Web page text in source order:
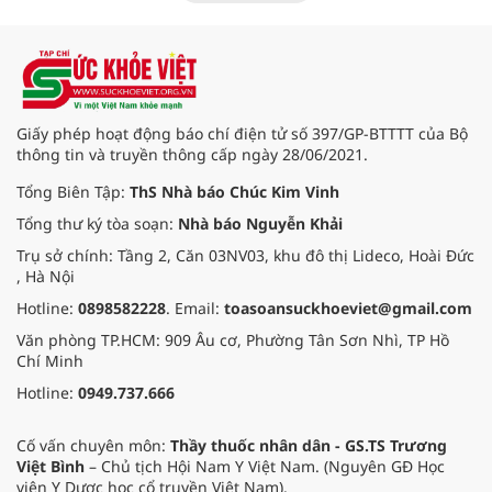
Giấy phép hoạt động báo chí điện tử số 397/GP-BTTTT của Bộ
thông tin và truyền thông cấp ngày 28/06/2021.
Tổng Biên Tập: ThS Nhà báo Chúc Kim Vinh
Tổng thư ký tòa soạn: Nhà báo Nguyễn Khải
Trụ sở chính: Tầng 2, Căn 03NV03, khu đô thị Lideco, Hoài Đức
, Hà Nội
Hotline: 0898582228. Email: toasoansuckhoeviet@gmail.com
Văn phòng TP.HCM: 909 Âu cơ, Phường Tân Sơn Nhì, TP Hồ
Chí Minh
Hotline: 0949.737.666
Cố vấn chuyên môn: Thầy thuốc nhân dân - GS.TS Trương
Việt Bình – Chủ tịch Hội Nam Y Việt Nam. (Nguyên GĐ Học
viện Y Dược học cổ truyền Việt Nam).